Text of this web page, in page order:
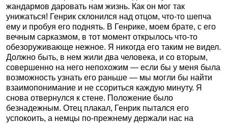
жандармов даровать нам жизнь. Как он мог так
унижаться! Генрик склонился над отцом, что-то шепча
ему и пробуя его поднять. В Генрике, моем брате, с его
вечным сарказмом, в тот момент открылось что-то
обезоруживающе нежное. Я никогда его таким не видел.
Должно быть, в нем жили два человека, и со вторым,
совершенно на него непохожим — если бы у меня была
возможность узнать его раньше — мы могли бы найти
взаимопонимание и не ссориться каждую минуту. Я
снова отвернулся к стене. Положение было
безнадежным. Отец плакал, Генрик пытался его
успокоить, а немцы по-прежнему держали нас на